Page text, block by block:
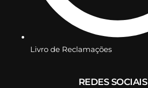
Livro de Reclamações
REDES SOCIAIS